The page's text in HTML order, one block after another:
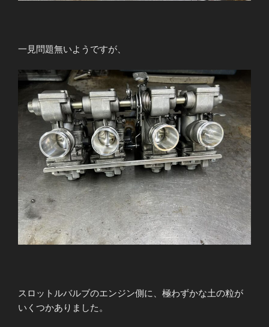
一見問題無いようですが、
スロットルバルブのエンジン側に、極わずかな土の粒が
いくつかありました。